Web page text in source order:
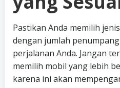
Pastikan Anda memilih
dengan jumlah
perjalanan Anda. Jangan
memilih mobil yang lebih
karena ini akan